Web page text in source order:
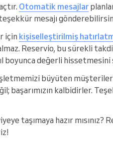
Otomatik mesajlar
mesajı
için kişiselleştirilmiş
Reservio, bu sürekli
boyunca değerli hissetmesini
işletmemizi büyüten
başarımızın kalbidirler.
taşımaya hazır mısınız?